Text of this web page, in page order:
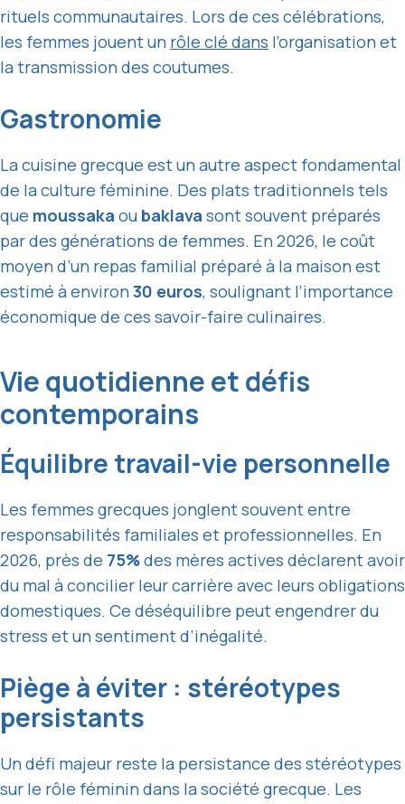
rituels communautaires. Lors de ces célébrations,
les femmes jouent un rôle clé dans l’organisation et
la transmission des coutumes.
Gastronomie
La cuisine grecque est un autre aspect fondamental
de la culture féminine. Des plats traditionnels tels
que moussaka ou baklava sont souvent préparés
par des générations de femmes. En 2026, le coût
moyen d’un repas familial préparé à la maison est
estimé à environ30 euros, soulignant l’importance
économique de ces savoir-faire culinaires.
Vie quotidienne et défis
contemporains
Équilibre travail-vie personnelle
Les femmes grecques jonglent souvent entre
responsabilités familiales et professionnelles. En
2026, près de 75%des mères actives déclarent avoir
du mal à concilier leur carrière avec leurs obligations
domestiques. Ce déséquilibre peut engendrer du
stress et un sentiment d’inégalité.
Piège à éviter : stéréotypes
persistants
Un défi majeur reste la persistance des stéréotypes
sur le rôle féminin dans la société grecque. Les